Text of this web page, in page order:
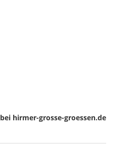
bei hirmer-grosse-groessen.de